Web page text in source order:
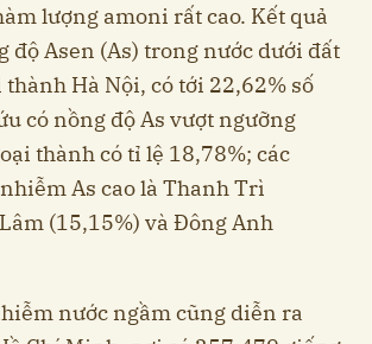
lượng amoni rất cao. Kết quả
độ Asen (As) trong nước dưới đất
Hà Nội, có tới 22,62% số
có nồng độ As vượt ngưỡng
thành có tỉ lệ 18,78%; các
As cao là Thanh Trì
(15,15%) và Đông Anh
nước ngầm cũng diễn ra